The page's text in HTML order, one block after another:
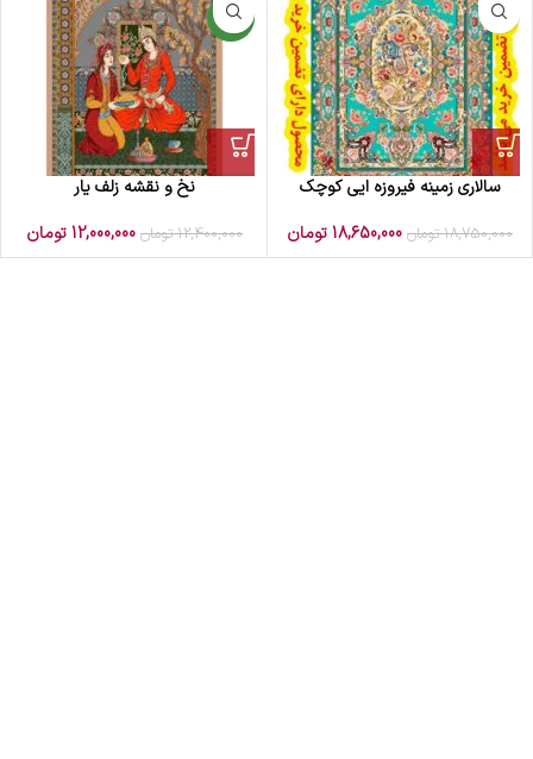
سالاری زمینه فیروزه ایی کوچک
18,750,000 تومان 18,650,000تومان
جدید
نخ و نقشه زلف یار
12,400,000 تومان 12,000,000تومان